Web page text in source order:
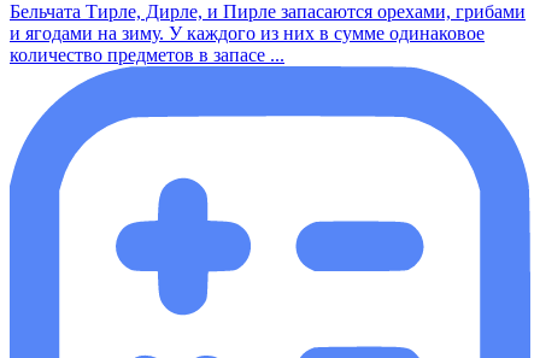
Бельчата Тирле, Дирле, и Пирле запасаются орехами, грибами
и ягодами на зиму. У каждого из них в сумме одинаковое
количество предметов в запасе ...